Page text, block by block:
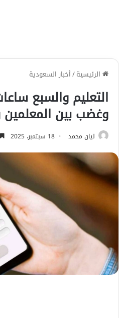
الرئيسية/أخبار السعودية
التعليم والسبع
وغضب بين المعلمين
ليان محمد 18 سبتمبر، 2025